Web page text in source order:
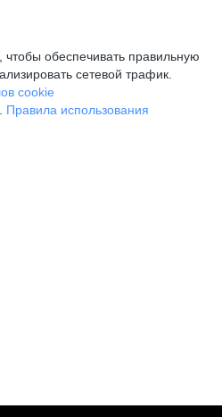
обеспечивать правильную
сетевой трафик.
cookie
Правила использования